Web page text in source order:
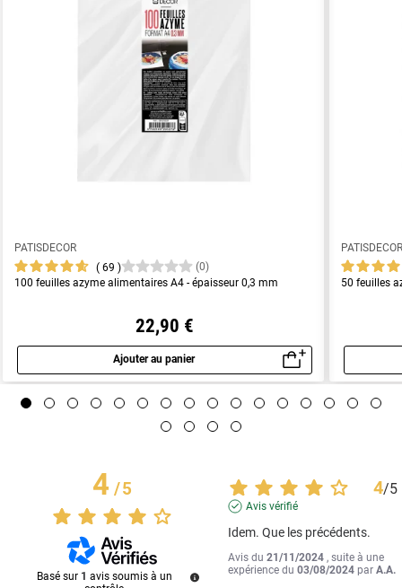
PATISDECOR
69
(0)
100 feuilles azyme alimentaires A4 - épaisseur 0,3 mm
22,90 €
Ajouter au panier
Aperçu rapide
50 feuilles
4/5
Basé sur 1 avis soumis à un
4/5
Avis vérifié
Idem. Que les précédents.
Avis du21/11/2024 , suite à une
expérience du03/08/2024 parA.A.